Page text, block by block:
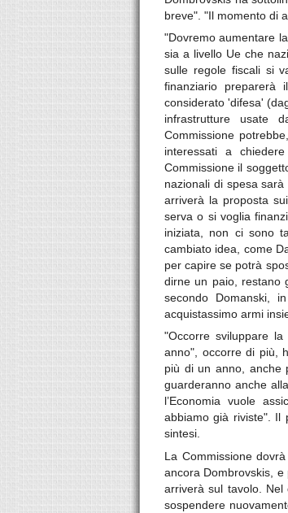
breve". "Il momento di
"Dovremo aumentare
sia a livello Ue che
sulle regole fiscali si
finanziario preparerà
considerato 'difesa'
infrastrutture usate
Commissione
interessati a
Commissione il
nazionali di spesa
arriverà la proposta
serva o si voglia
iniziata, non ci sono
cambiato idea, come
per capire se potrà
dirne un paio, restano
secondo Domanski,
acquistassimo armi
"Occorre sviluppare
anno", occorre di più,
più di un anno, anche
guarderanno anche
l’Economia vuole
abbiamo già riviste". Il
sintesi.
La Commissione
ancora Dombrovskis,
arriverà sul tavolo. Nel
sospendere